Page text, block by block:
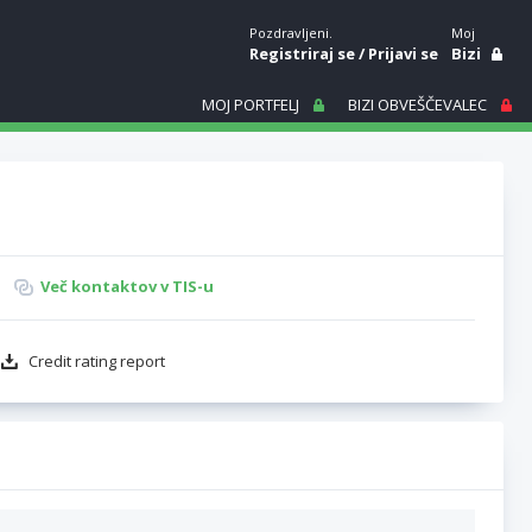
Pozdravljeni.
Registriraj se/Prijavi se
Moj
Bizi
MOJ PORTFELJ BIZI OBVEŠČEVALEC
Več kontaktov v TIS-u
Credit rating report